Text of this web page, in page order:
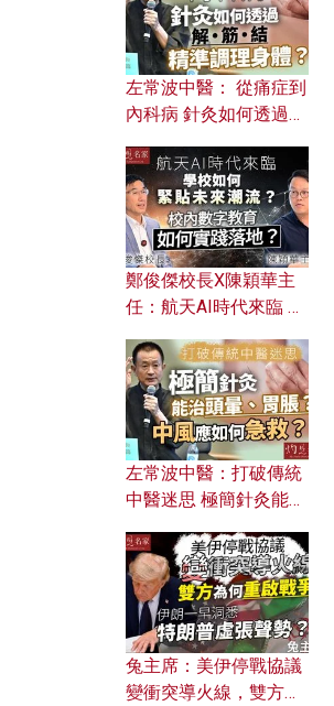
左常波中醫： 從痛症到
內科病 針灸如何透過解
鄭俊傑校長X陳穎華主
任：航天AI時代來臨 學
校內數字教育如何實踐
落地？
左常波中醫：打破傳統
中醫迷思 極簡針灸能治
何急救？
兔主席：美伊停戰協議
變衝突導火線，雙方為